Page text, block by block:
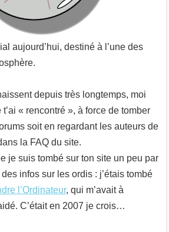
aujourd’hui, destiné à l’une des
depuis très longtemps, moi
« rencontré », à force de tomber
soit en regardant les auteurs de
la FAQ du site.
je suis tombé sur ton site un peu par
infos sur les ordis : j’étais tombé
l’Ordinateur, qui m’avait à
C’était en 2007 je crois…